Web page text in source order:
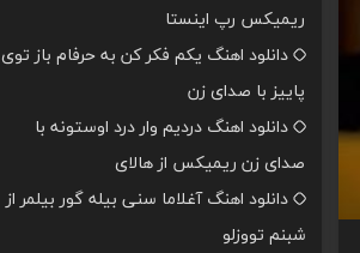
ریمیکس رپ اینستا
دانلود اهنگ یکم فکر کن به حرفام باز توی
پاییز با صدای زن
دانلود اهنگ دردیم وار درد اوستونه با
صدای زن ریمیکس از هالای
دانلود اهنگ آغلاما سنی بیله گور بیلمر از
شبنم تووزلو